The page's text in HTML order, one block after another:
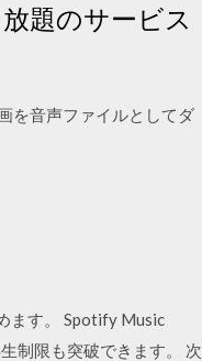
題のサービス
を音声ファイルとしてダ
ます。 Spotify Music
制限も突破できます。 次